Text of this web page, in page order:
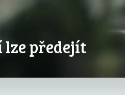
lze předejít